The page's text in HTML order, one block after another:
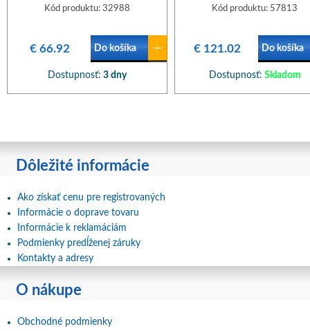
Kód produktu: 32988
€ 66.92 Do košíka
Dostupnosť: 3 dny
Kód produktu: 57813
€ 121.02 Do košíka
Dostupnosť: Skladom
Dôležité informácie
Ako získať cenu pre registrovaných
Informácie o doprave tovaru
Informácie k reklamáciám
Podmienky predĺženej záruky
Kontakty a adresy
O nákupe
Obchodné podmienky